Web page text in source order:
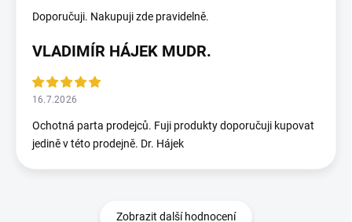
Doporučuji. Nakupuji zde pravidelně.
VLADIMÍR HÁJEK MUDR.
16.7.2026
Ochotná parta prodejců. Fuji produkty doporučuji kupovat
jedině v této prodejně. Dr. Hájek
Zobrazit další hodnocení